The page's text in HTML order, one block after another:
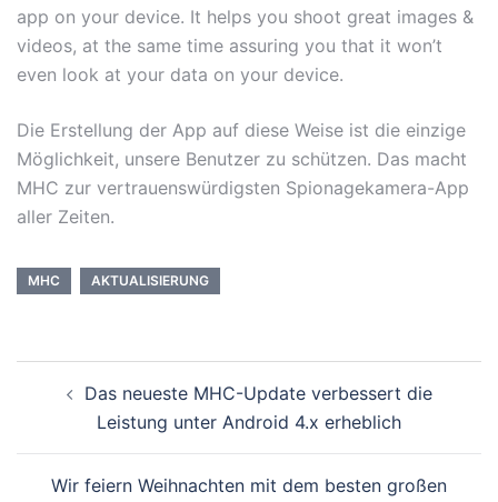
app on your device. It helps you shoot great images &
videos, at the same time assuring you that it won’t
even look at your data on your device.
Die Erstellung der App auf diese Weise ist die einzige
Möglichkeit, unsere Benutzer zu schützen. Das macht
MHC zur vertrauenswürdigsten Spionagekamera-App
aller Zeiten.
MHC AKTUALISIERUNG
Das neueste MHC-Update verbessert die
Leistung unter Android 4.x erheblich
Wir feiern Weihnachten mit dem besten großen